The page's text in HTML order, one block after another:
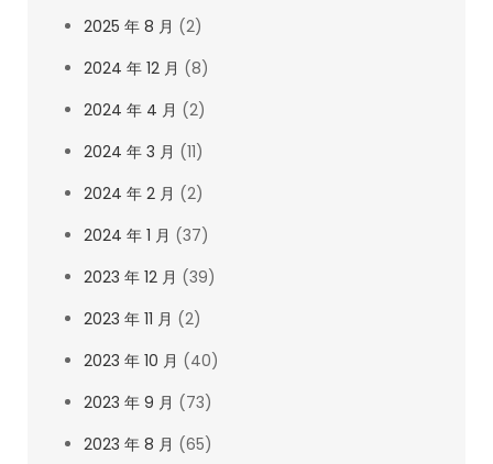
2025 年 8 月 (2)
2024 年 12 月 (8)
2024 年 4 月 (2)
2024 年 3 月 (11)
2024 年 2 月 (2)
2024 年 1 月 (37)
2023 年 12 月 (39)
2023 年 11 月 (2)
2023 年 10 月 (40)
2023 年 9 月 (73)
2023 年 8 月 (65)